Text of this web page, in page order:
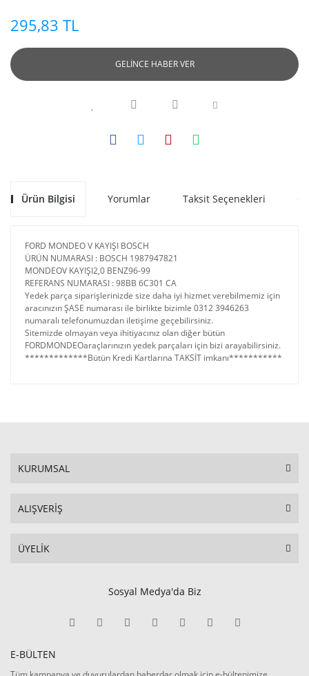
295,83 TL
GELİNCE HABER VER
Ürün Bilgisi Yorumlar Taksit Seçenekleri
FORD MONDEO V KAYIŞI BOSCH
ÜRÜN NUMARASI : BOSCH 1987947821
MONDEOV KAYIŞI2,0 BENZ96-99
REFERANS NUMARASI : 98BB 6C301 CA
Yedek parça siparişlerinizde size daha iyi hizmet verebilmemiz için
aracınızın ŞASE numarası ile birlikte bizimle 0312 3946263
numaralı telefonumuzdan iletişime geçebilirsiniz.
Sitemizde olmayan veya ihitiyacınız olan diğer bütün
FORDMONDEOaraçlarınızın yedek parçaları için bizi arayabilirsiniz.
*************Bütün Kredi Kartlarına TAKSİT imkanı***********
KURUMSAL
ALIŞVERİŞ
ÜYELİK
Sosyal Medya'da Biz
E-BÜLTEN